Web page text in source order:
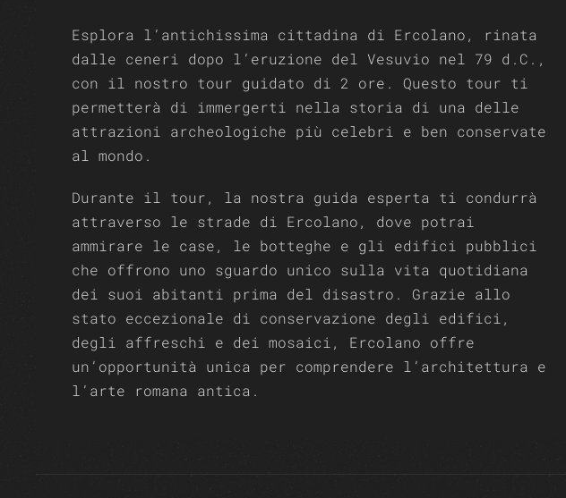
Esplora l’antichissima cittadina di Ercolano, rinata
dalle ceneri dopo l’eruzione del Vesuvio nel 79 d.C.,
con il nostro tour guidato di 2 ore. Questo tour ti
permetterà di immergerti nella storia di una delle
attrazioni archeologiche più celebri e ben conservate
al mondo.
Durante il tour, la nostra guida esperta ti condurrà
attraverso le strade di Ercolano, dove potrai
ammirare le case, le botteghe e gli edifici pubblici
che offrono uno sguardo unico sulla vita quotidiana
dei suoi abitanti prima del disastro. Grazie allo
stato eccezionale di conservazione degli edifici,
degli affreschi e dei mosaici, Ercolano offre
un’opportunità unica per comprendere l’architettura e
l’arte romana antica.